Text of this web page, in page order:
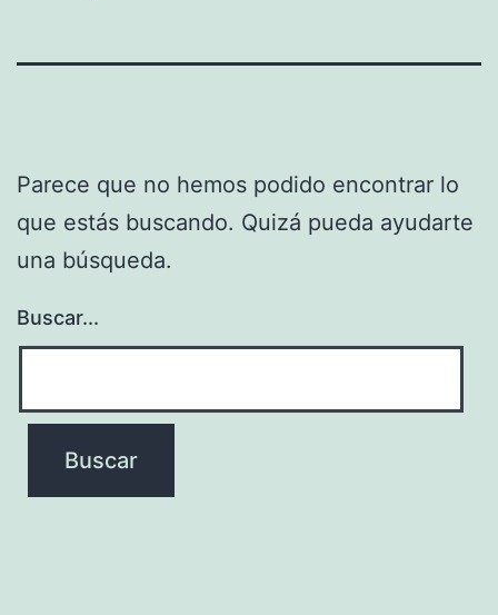
Parece que no hemos podido encontrar lo
que estás buscando. Quizá pueda ayudarte
una búsqueda.
Buscar...